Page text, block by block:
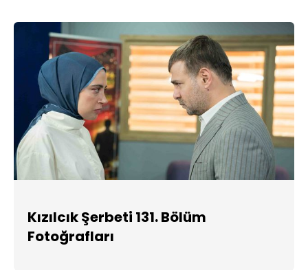
Kızılcık Şerbeti 131. Bölüm
Fotoğrafları